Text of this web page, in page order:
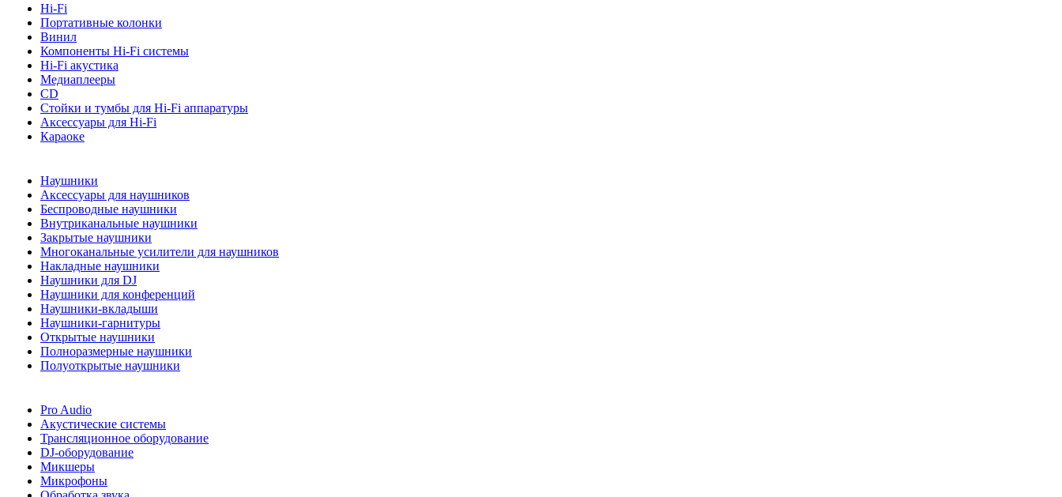
Hi-Fi
Портативные колонки
Винил
Компоненты Hi-Fi системы
Hi-Fi акустика
Медиаплееры
CD
Стойки и тумбы для Hi-Fi аппаратуры
Аксессуары для Hi-Fi
Караоке
Наушники
Аксессуары для наушников
Беспроводные наушники
Внутриканальные наушники
Закрытые наушники
Многоканальные усилители для наушников
Накладные наушники
Наушники для DJ
Наушники для конференций
Наушники-вкладыши
Наушники-гарнитуры
Открытые наушники
Полноразмерные наушники
Полуоткрытые наушники
Pro Audio
Акустические системы
Трансляционное оборудование
DJ-оборудование
Микшеры
Микрофоны